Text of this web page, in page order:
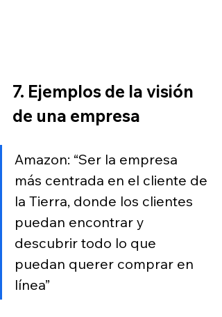
7. Ejemplos de la visión
de una empresa
Amazon: “Ser la empresa
más centrada en el cliente de
la Tierra, donde los clientes
puedan encontrar y
descubrir todo lo que
puedan querer comprar en
línea”